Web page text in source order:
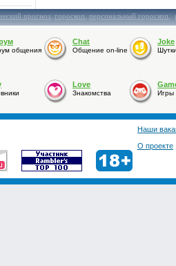
прогноз,гороскоп,персональный гороскоп,
общения
Chat
Общение on-line
Joke
Love
Знакомства Игры
Наши
О проекте